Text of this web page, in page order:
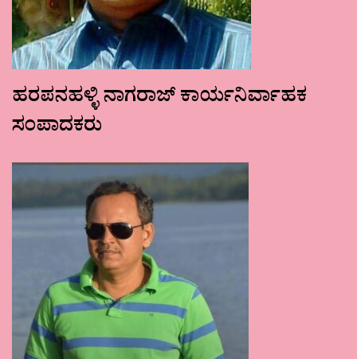
ಹರಪನಹಳ್ಳಿ ನಾಗರಾಜ್ ಕಾರ್ಯನಿರ್ವಾಹಕ
ಸಂಪಾದಕರು